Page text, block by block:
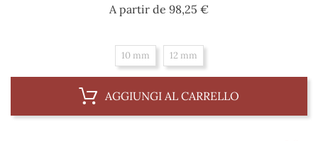
A partir de 98,25 €Prezzo
10 mm 12 mm
AGGIUNGI AL CARRELLO